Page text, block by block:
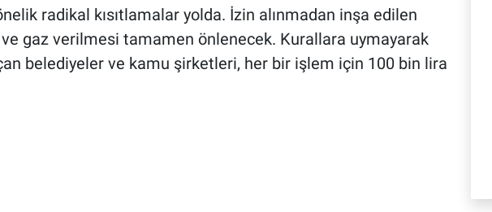
radikal kısıtlamalar yolda. İzin alınmadan inşa edilen
gaz verilmesi tamamen önlenecek. Kurallara uymayarak
belediyeler ve kamu şirketleri, her bir işlem için 100 bin lira